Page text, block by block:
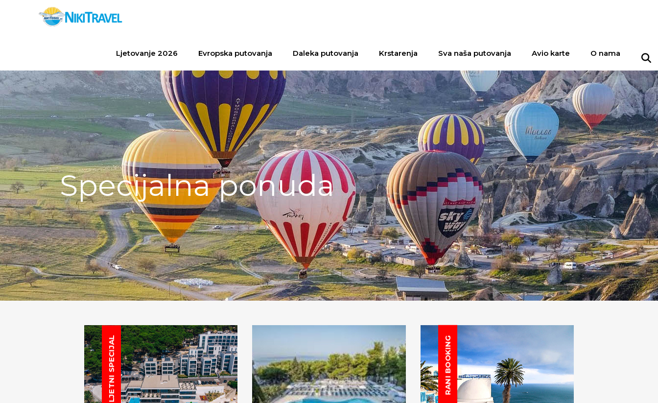
Ljetovanje 2026 Evropska putovanja Daleka putovanja Krstarenja Sva naša putovanja Avio karte O nama
Specijalna ponuda
LJETNI SPECIJAL RANI BOOKING